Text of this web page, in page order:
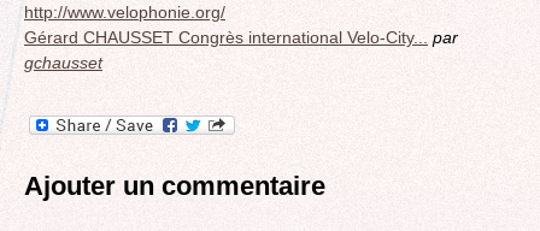
http://www.velophonie.org/
Gérard CHAUSSET Congrès international Velo-City...
par
gchausset
Ajouter un commentaire